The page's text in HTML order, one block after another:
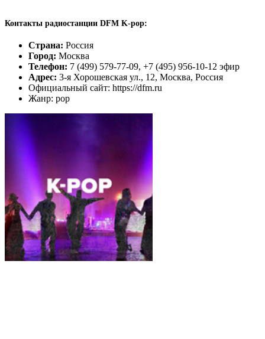
Контакты радиостанции DFM K-pop:
Страна: Россия
Город: Москва
Телефон: 7 (499) 579-77-09, +7 (495) 956-10-12 эфир
Адрес: 3-я Хорошевская ул., 12, Москва, Россия
Официальный сайт: https://dfm.ru
Жанр: pop